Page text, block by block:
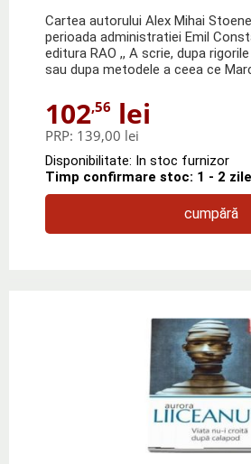
Cartea autorului Alex Mihai
perioada administratiei Emil
editura RAO ,, A scrie, dupa
sau dupa metodele a ceea ce
102,56 lei
PRP: 139,00 lei
Disponibilitate: In stoc furnizor
Timp confirmare stoc: 1 - 2
cumpără